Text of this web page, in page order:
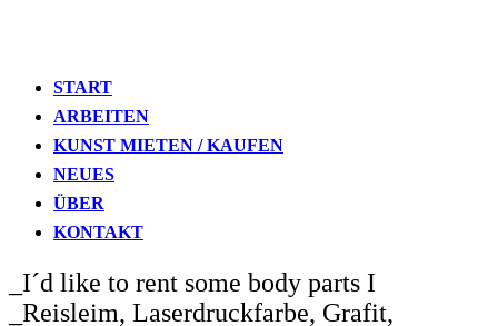
START
ARBEITEN
KUNST MIETEN / KAUFEN
NEUES
ÜBER
KONTAKT
_I´d like to rent some body parts I
_Reisleim, Laserdruckfarbe, Grafit,